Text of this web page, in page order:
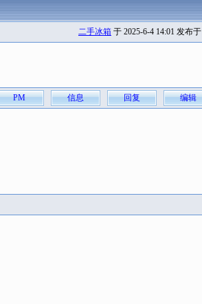
二手冰箱 于 2025-6-4 14:01 发布于
PM 信息 回复 编辑